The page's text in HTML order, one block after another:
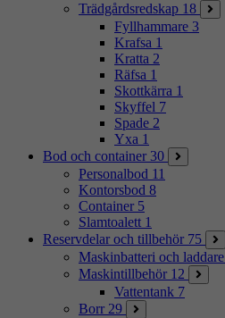
Trädgårdsredskap 18
Fyllhammare 3
Krafsa 1
Kratta 2
Räfsa 1
Skottkärra 1
Skyffel 7
Spade 2
Yxa 1
Bod och container 30
Personalbod 11
Kontorsbod 8
Container 5
Slamtoalett 1
Reservdelar och tillbehör 75
Maskinbatteri och laddare
Maskintillbehör 12
Vattentank 7
Borr 29